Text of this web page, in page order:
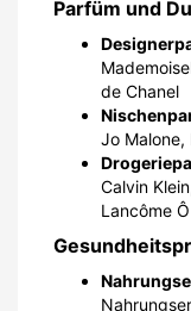
Parfüm und
de Chanel
Jo Malone,
Calvin
Lancôme